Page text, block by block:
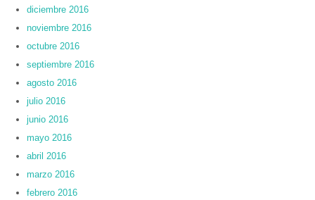
diciembre 2016
noviembre 2016
octubre 2016
septiembre 2016
agosto 2016
julio 2016
junio 2016
mayo 2016
abril 2016
marzo 2016
febrero 2016